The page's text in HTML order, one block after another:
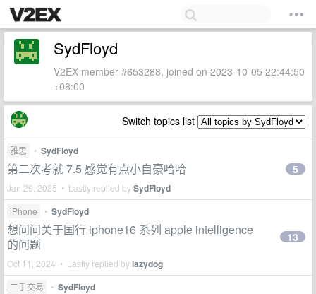
SydFloyd
V2EX member #653288, joined on 2023-10-05 22:44:50
+08:00
Switch topics list
雅思 • SydFloyd
第二次考就 7.5 感觉有点小自豪哈哈
Jan 29, 2025 • Lastly replied bySydFloyd
5
iPhone • SydFloyd
想问问关于国行 iphone16 系列 apple intelligence
的问题
Oct 11, 2024 • Lastly replied bylazydog
13
二手交易 • SydFloyd